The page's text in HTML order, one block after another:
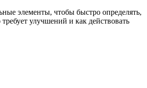
элементы, чтобы быстро определять,
улучшений и как действовать